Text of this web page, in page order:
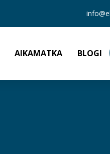
AIKAMATKA BLOGI